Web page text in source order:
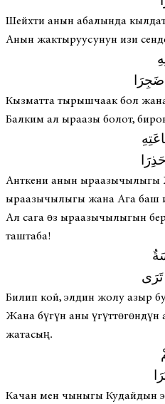
Шейхти анын абалында
Анын жактыруусунун изи
Кызматта тырышчаак бол
Балким ал ыраазы болот,
Анткени анын ыраазычылыгы
ыраазычылыгы жана Ага баш
Ал сага өз ыраазычылыгын
таштаба!
Билип кой, элдин жолу азыр
Жана бүгүн аны үгүттөгөндүн
жатасың.
Качан мен чыныгы Кудайдын